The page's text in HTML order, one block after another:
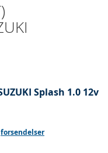
Splash 1.0 12v
forsendelser